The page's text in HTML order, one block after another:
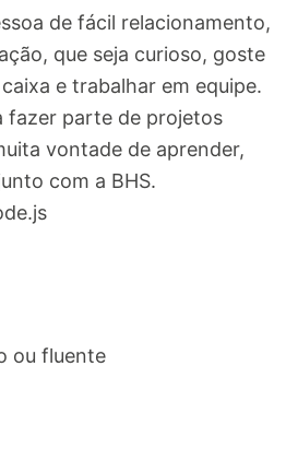
de fácil relacionamento,
que seja curioso, goste
e trabalhar em equipe.
fazer parte de projetos
vontade de aprender,
com a BHS.
ou fluente